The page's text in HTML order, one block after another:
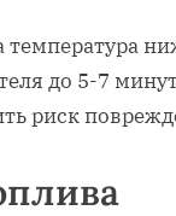
до 5-7
риск